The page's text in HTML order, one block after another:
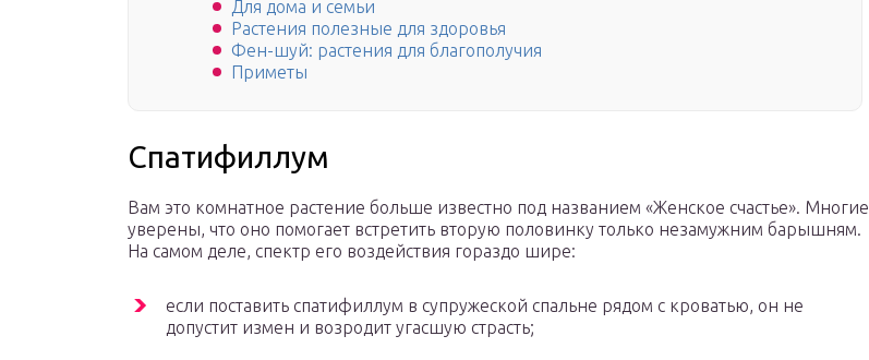
Для дома и семьи
Растения полезные для здоровья
Фен-шуй: растения для благополучия
Приметы
Спатифиллум
Вам это комнатное растение больше известно под названием «Женское счастье». Многие
уверены, что оно помогает встретить вторую половинку только незамужним барышням.
На самом деле, спектр его воздействия гораздо шире:
если поставить спатифиллум в супружеской спальне рядом с кроватью, он не
допустит измен и возродит угасшую страсть;